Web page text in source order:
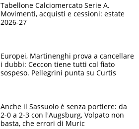
Tabellone Calciomercato Serie A.
Movimenti, acquisti e cessioni: estate
2026-27
Europei, Martinenghi prova a cancellare
i dubbi: Ceccon tiene tutti col fiato
sospeso. Pellegrini punta su Curtis
Anche il Sassuolo è senza portiere: da
2-0 a 2-3 con l'Augsburg, Volpato non
basta, che errori di Muric